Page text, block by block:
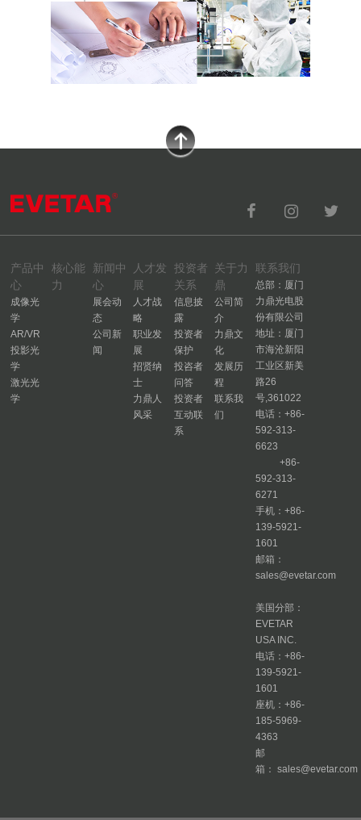
产品中
心
成像光
学
AR/VR
投影光
学
激光光
学
核心能
力
新闻中
心
展会动
态
公司新
闻
人才发
展
人才战
略
职业发
展
招贤纳
士
力鼎人
风采
投资者
关系
信息披
露
投资者
保护
投咨者
问答
投资者
互动联
系
关于力
鼎
公司简
介
力鼎文
化
发展历
程
联系我
们
联系我们
总部：厦门
力鼎光电股
份有限公司
地址：厦门
市海沧新阳
工业区新美
路26
号,361022
电话：+86-
592-313-
6623
+86-
592-313-
6271
手机：+86-
139-5921-
1601
邮箱：
sales@evetar.com
美国分部：
EVETAR
USA INC.
电话：+86-
139-5921-
1601
座机：+86-
185-5969-
4363
邮
箱： sales@evetar.com